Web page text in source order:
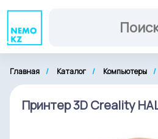
Главная Каталог Компьютеры
Принтер 3D Creality